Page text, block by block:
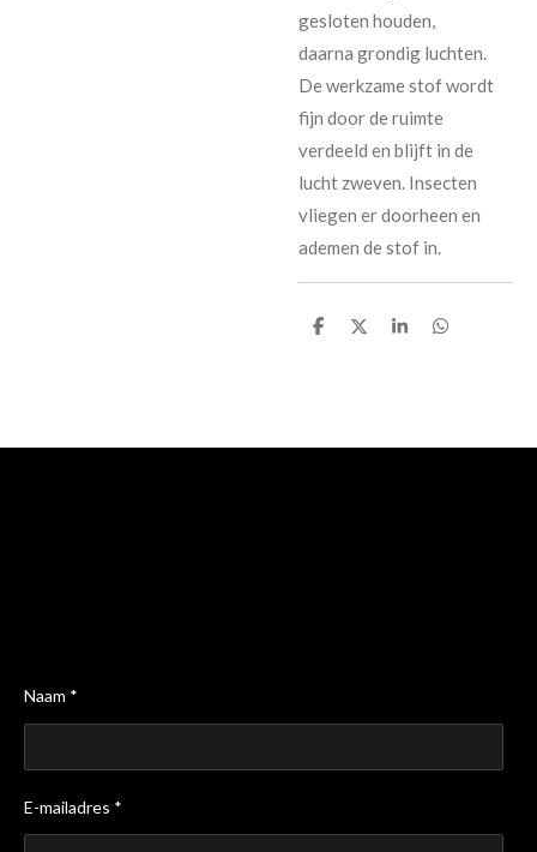
gesloten houden,
daarna grondig luchten.
De werkzame stof wordt
fijn door de ruimte
verdeeld en blijft in de
lucht zweven. Insecten
vliegen er doorheen en
ademen de stof in.
D
D
S
D
Naam *
E-mailadres *